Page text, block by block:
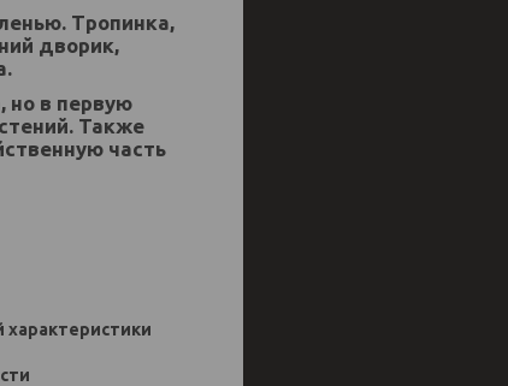
Тропинка,
дворик,
но в первую
Также
часть